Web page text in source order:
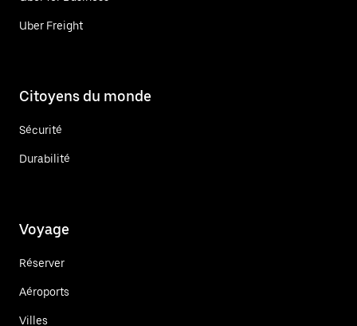
Uber Freight
Citoyens du monde
Sécurité
Durabilité
Voyage
Réserver
Aéroports
Villes